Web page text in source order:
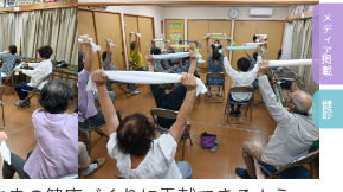
メディア掲載
健診